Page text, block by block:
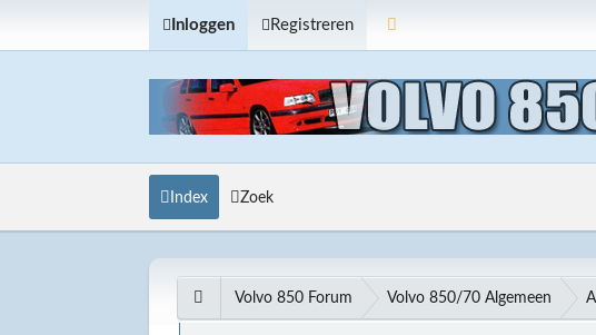
Inloggen Registreren
Index Zoek
Volvo 850 Forum Volvo 850/70 Algemeen